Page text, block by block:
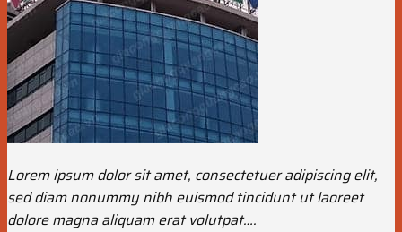
Lorem ipsum dolor sit amet, consectetuer adipiscing elit,
sed diam nonummy nibh euismod tincidunt ut laoreet
dolore magna aliquam erat volutpat….